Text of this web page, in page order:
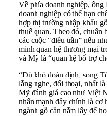
Về phía doanh nghiệp,
doanh nghiệp có thể hạn
hợp thị trường nhập khẩu
thuế quan. Theo đó, chuẩn
các cuộc “điều trần” nếu
minh quan hệ thương mại
và Mỹ là “quan hệ bổ trợ
“Dù khó đoán định, song
lắng nghe, đối thoại, nhất
Mỹ đánh giá cao như Việt
nhấn mạnh đây chính là cơ
ngành gỗ cần nắm lấy để